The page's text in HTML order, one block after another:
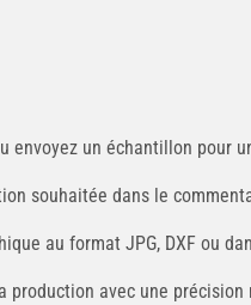
un échantillon pour
souhaitée dans le
au format JPG, DXF ou
production avec une précision